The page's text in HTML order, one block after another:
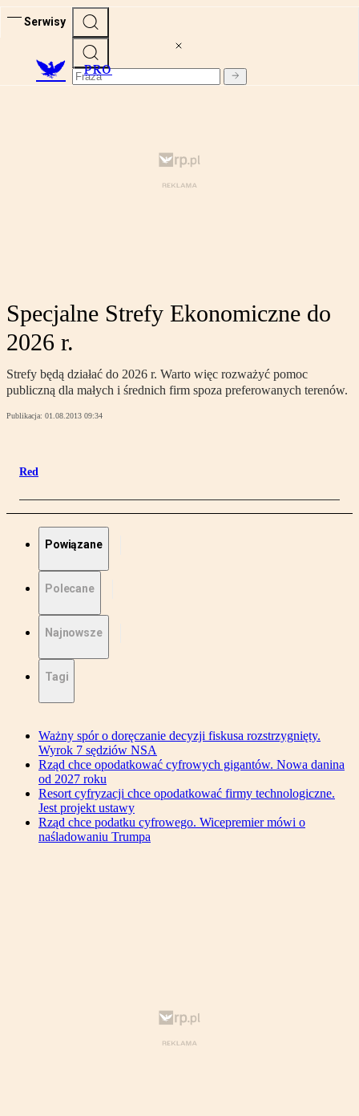
Serwisy
PRO
Specjalne Strefy Ekonomiczne do
2026 r.
Strefy będą działać do 2026 r. Warto więc rozważyć pomoc
publiczną dla małych i średnich firm spoza preferowanych terenów.
Publikacja: 01.08.2013 09:34
Red
Powiązane
Polecane
Najnowsze
Tagi
Ważny spór o doręczanie decyzji fiskusa rozstrzygnięty.
Wyrok 7 sędziów NSA
Rząd chce opodatkować cyfrowych gigantów. Nowa danina
od 2027 roku
Resort cyfryzacji chce opodatkować firmy technologiczne.
Jest projekt ustawy
Rząd chce podatku cyfrowego. Wicepremier mówi o
naśladowaniu Trumpa